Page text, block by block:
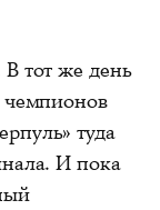
тот же день
чемпионов
туда
И пока